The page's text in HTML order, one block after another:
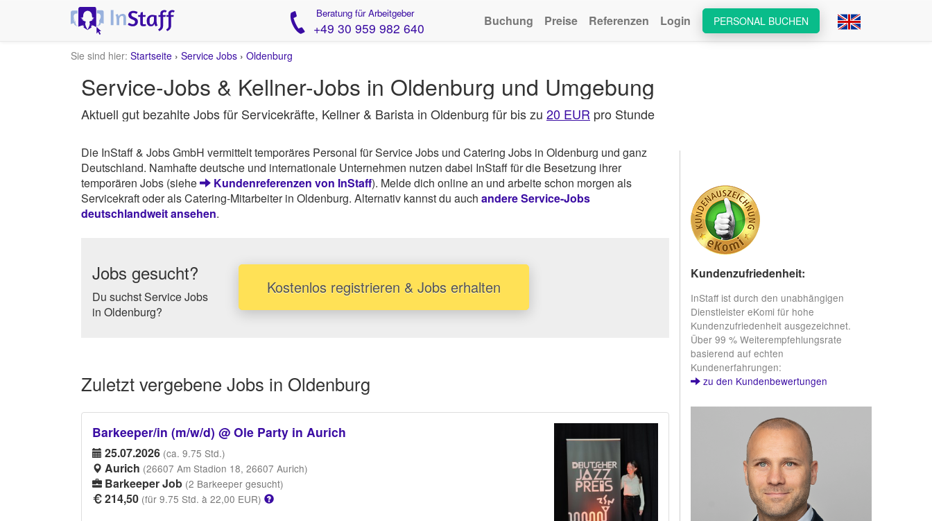
Beratung für Arbeitgeber
+49 30 959 982 640 PERSONAL BUCHEN
Buchung Preise Referenzen Login
Sie sind hier: Startseite › Service Jobs › Oldenburg
Service-Jobs & Kellner-Jobs in Oldenburg und Umgebung
Aktuell gut bezahlte Jobs für Servicekräfte, Kellner & Barista in Oldenburg für bis zu 20 EUR pro Stunde
Die InStaff & Jobs GmbH vermittelt temporäres Personal für Service Jobs und Catering Jobs in Oldenburg und ganz
Deutschland. Namhafte deutsche und internationale Unternehmen nutzen dabei InStaff für die Besetzung ihrer
temporären Jobs (siehe
Kundenreferenzen von InStaff). Melde dich online an und arbeite schon morgen als
Servicekraft oder als Catering-Mitarbeiter in Oldenburg. Alternativ kannst du auch andere Service-Jobs
deutschlandweit ansehen.
Jobs gesucht?
Du suchst Service Jobs
in Oldenburg?
Kostenlos registrieren & Jobs erhalten
Zuletzt vergebene Jobs in Oldenburg
Barkeeper/in (m/w/d) @ Ole Party in Aurich
25.07.2026 (ca. 9.75 Std.)
Aurich (26607 Am Stadion 18, 26607 Aurich)
Barkeeper Job (2 Barkeeper gesucht)
214,50 (für 9.75 Std. à 22,00 EUR)
Kundenzufriedenheit:
InStaff ist durch den unabhängigen
Dienstleister eKomi für hohe
Kundenzufriedenheit ausgezeichnet.
Über 99 % Weiterempfehlungsrate
basierend auf echten
Kundenerfahrungen:
zu den Kundenbewertungen